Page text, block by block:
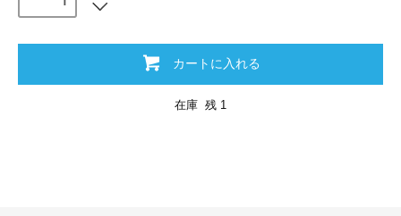
カートに入れる
在庫 残 1